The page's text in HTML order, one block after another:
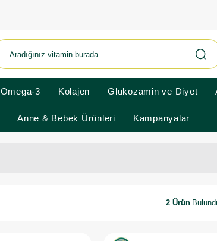
Omega-3 Kolajen Glukozamin ve Diyet
Anne & Bebek Ürünleri Kampanyalar
2 Ürün